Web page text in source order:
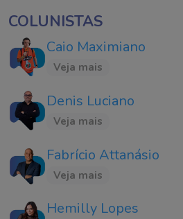
COLUNISTAS
Caio Maximiano
Veja mais
Denis Luciano
Veja mais
Fabrício Attanásio
Veja mais
Hemilly Lopes